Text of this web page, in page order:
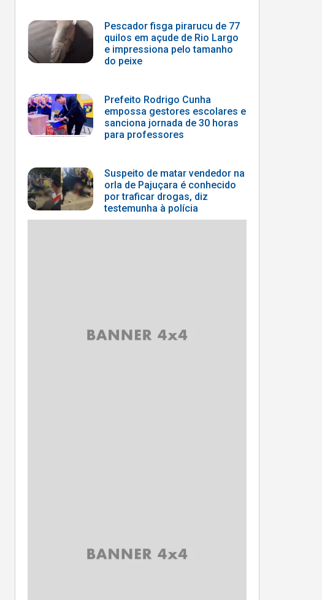
Pescador fisga pirarucu de 77
quilos em açude de Rio Largo
e impressiona pelo tamanho
do peixe
Prefeito Rodrigo Cunha
empossa gestores escolares e
sanciona jornada de 30 horas
para professores
Suspeito de matar vendedor na
orla de Pajuçara é conhecido
por traficar drogas, diz
testemunha à polícia